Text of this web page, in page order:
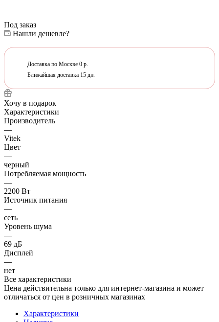
Под заказ
Нашли дешевле?
Доставка по Москве 0 р.
Ближайшая доставка 15 дн.
Хочу в подарок
Характеристики
Производитель
—
Vitek
Цвет
—
черный
Потребляемая мощность
—
2200 Вт
Источник питания
—
сеть
Уровень шума
—
69 дБ
Дисплей
—
нет
Все характеристики
Цена действительна только для интернет-магазина и может
отличаться от цен в розничных магазинах
Характеристики